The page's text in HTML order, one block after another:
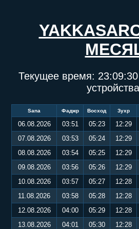
Текущее время: 23:09:30
Sana Фаджр Восход Зухр
06.08.2026 03:51 05:23 12:29
07.08.2026
03:53 05:24 12:29
08.08.2026
03:54 05:25 12:29
09.08.2026
03:56 05:26 12:29
10.08.2026
03:57 05:27 12:28
11.08.2026
03:58 05:28 12:28
12.08.2026
04:00 05:29 12:28
13.08.2026
04:01 05:30 12:28